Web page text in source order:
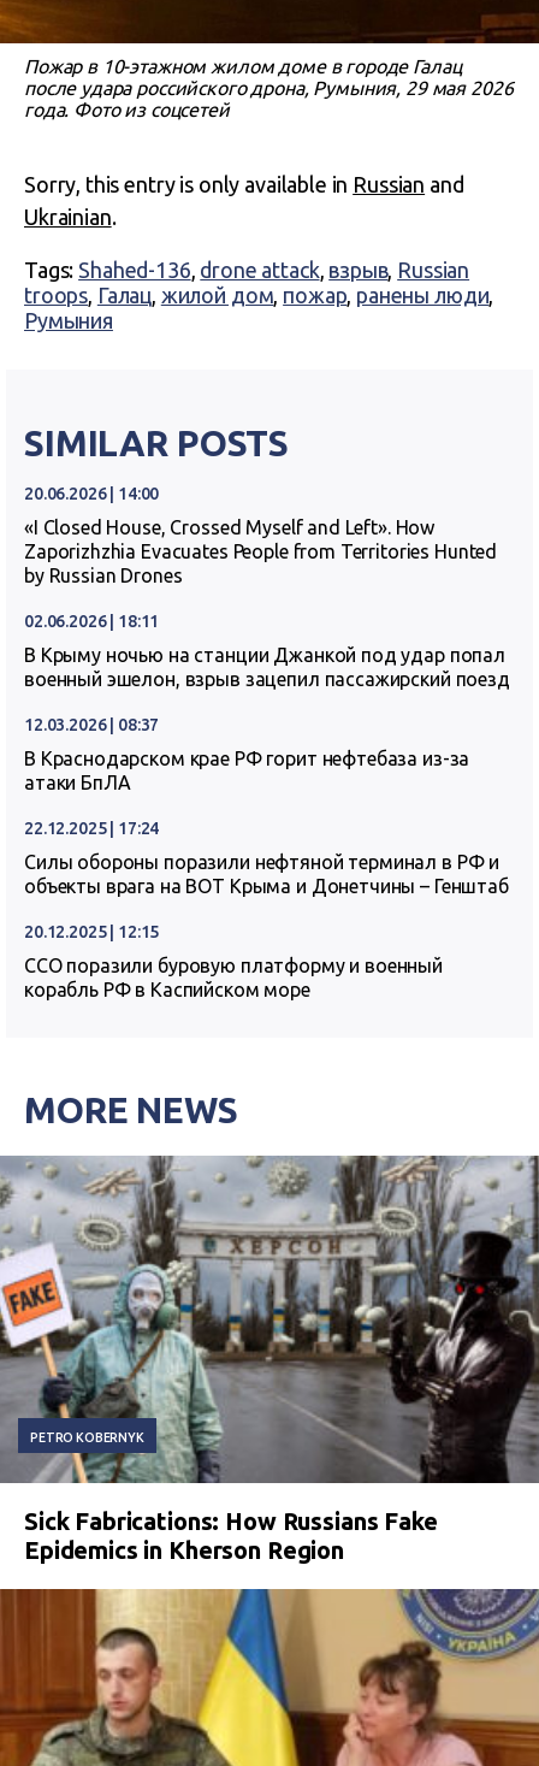
Пожар в 10-этажном жилом доме в городе Галац
после удара российского дрона, Румыния, 29 мая 2026
года. Фото из соцсетей
Sorry, this entry is only available in Russian and
Ukrainian.
Tags: Shahed-136, drone attack, взрыв, Russian
troops, Галац, жилой дом, пожар, ранены люди,
Румыния
SIMILAR POSTS
20.06.2026 | 14:00
«I Closed House, Crossed Myself and Left». How
Zaporizhzhia Evacuates People from Territories Hunted
by Russian Drones
02.06.2026 | 18:11
В Крыму ночью на станции Джанкой под удар попал
военный эшелон, взрыв зацепил пассажирский поезд
12.03.2026 | 08:37
В Краснодарском крае РФ горит нефтебаза из-за
атаки БпЛА
22.12.2025 | 17:24
Силы обороны поразили нефтяной терминал в РФ и
объекты врага на ВОТ Крыма и Донетчины – Генштаб
20.12.2025 | 12:15
ССО поразили буровую платформу и военный
корабль РФ в Каспийском море
MORE NEWS
PETRO KOBERNYK
Sick Fabrications: How Russians Fake
Epidemics in Kherson Region